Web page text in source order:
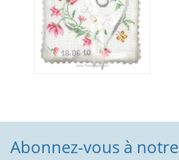
Abonnez-vous à notre